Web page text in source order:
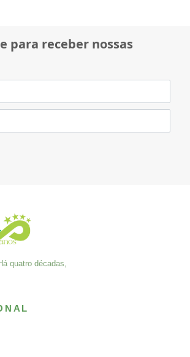
para receber nossas
quatro décadas,